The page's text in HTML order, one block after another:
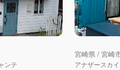
ンテ
宮崎県 / 宮崎
アナザースカイ